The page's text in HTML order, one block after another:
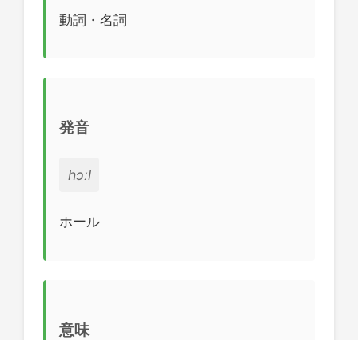
動詞・名詞
発音
hɔːl
ホール
意味